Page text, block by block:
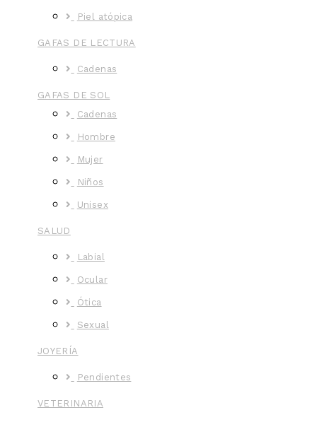
Piel atópica
GAFAS DE LECTURA
Cadenas
GAFAS DE SOL
Cadenas
Hombre
Mujer
Niños
Unisex
SALUD
Labial
Ocular
Ótica
Sexual
JOYERÍA
Pendientes
VETERINARIA